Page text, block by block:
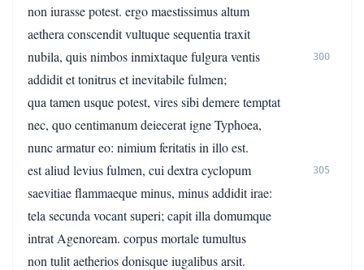
non iurasse potest. ergo maestissimus altum
aethera conscendit vultuque sequentia traxit
nubila, quis nimbos inmixtaque fulgura ventis
300
addidit et tonitrus et inevitabile fulmen;
qua tamen usque potest, vires sibi demere temptat
nec, quo centimanum deiecerat igne Typhoea,
nunc armatur eo: nimium feritatis in illo est.
est aliud levius fulmen, cui dextra cyclopum
305
saevitiae flammaeque minus, minus addidit irae:
tela secunda vocant superi; capit illa domumque
intrat Agenoream. corpus mortale tumultus
non tulit aetherios donisque iugalibus arsit.